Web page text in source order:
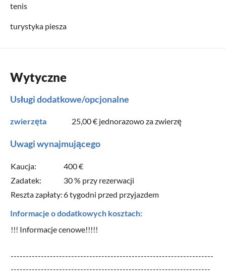
tenis
turystyka piesza
Wytyczne
Usługi dodatkowe/opcjonalne
zwierzęta 25,00 € jednorazowo za zwierzę
Uwagi wynajmującego
Kaucja:
400 €
Zadatek:
30 % przy rezerwacji
Reszta zapłaty:6 tygodni przed przyjazdem
Informacje o dodatkowych kosztach:
!!! Informacje cenowe!!!!!
-------------------------------------------------------------------
------------------------------------------------------------------